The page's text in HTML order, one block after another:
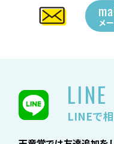
メ
LINE
LINEで